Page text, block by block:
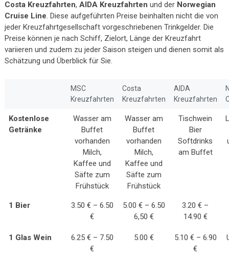
Costa Kreuzfahrten, AIDA Kreuzfahrten und der Norwegian
Cruise Line. Diese aufgeführten Preise beinhalten nicht die von
jeder Kreuzfahrtgesellschaft vorgeschriebenen Trinkgelder. Die
Preise können je nach Schiff, Zielort, Länge der Kreuzfahrt
variieren und zudem zu jeder Saison steigen und dienen somit als
Schätzung und Überblick für Sie.
MSC
Kreuzfahrten
Costa
Kreuzfahrten
AIDA
Kreuzfahrten
Kostenlose
Getränke
Wasser am
Buffet
vorhanden
Milch,
Kaffee und
Säfte zum
Frühstück
Wasser am
Buffet
vorhanden
Milch,
Kaffee und
Säfte zum
Frühstück
Tischwein
Bier
Softdrinks
am Buffet
1 Bier
3.50 € – 6.50
€
5.00 € – 6.50
6,50 €
3.20 € –
14.90 €
1 Glas Wein
6.25 € – 7.50
€
5.00 €
5.10 € – 6.90
€